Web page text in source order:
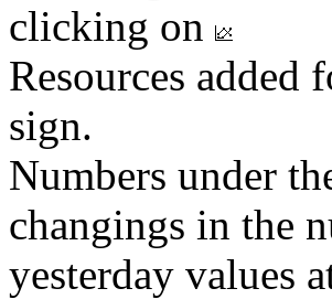
clicking on
Resources added
sign.
Numbers under
changings in the
yesterday values